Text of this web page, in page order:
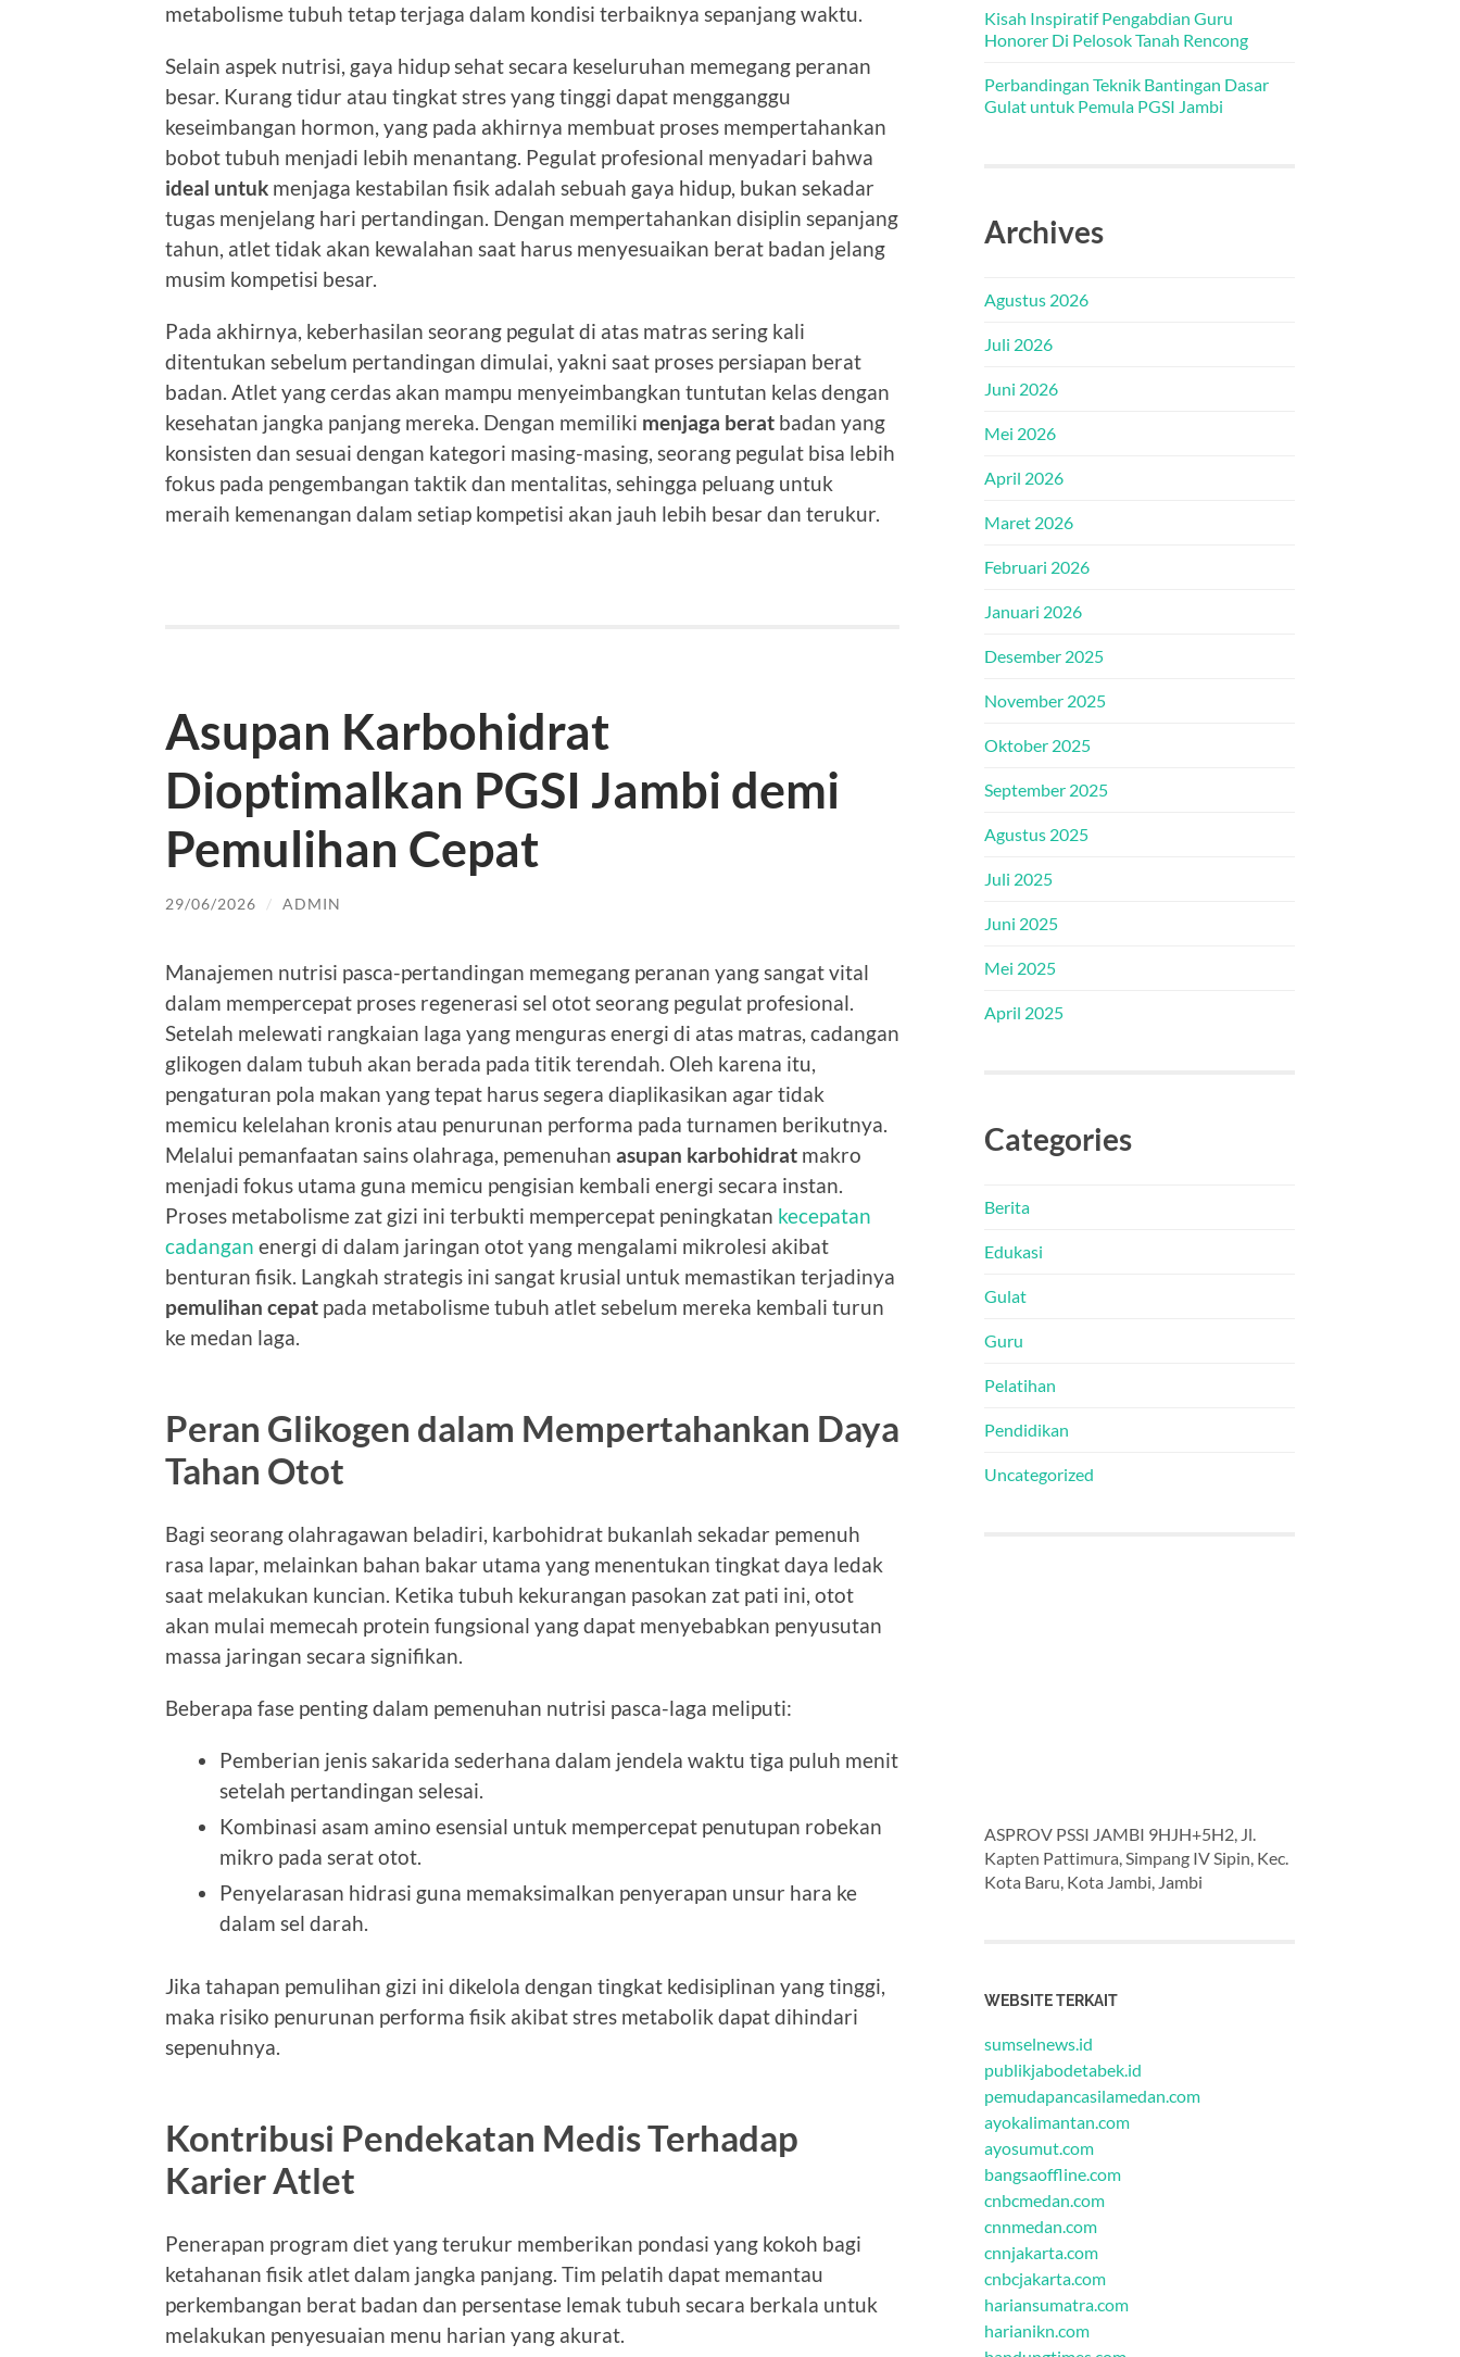
metabolisme tubuh tetap terjaga dalam kondisi terbaiknya sepanjang waktu.
Selain aspek nutrisi, gaya hidup sehat secara keseluruhan memegang peranan
besar. Kurang tidur atau tingkat stres yang tinggi dapat mengganggu
keseimbangan hormon, yang pada akhirnya membuat proses mempertahankan
bobot tubuh menjadi lebih menantang. Pegulat profesional menyadari bahwa
ideal untuk menjaga kestabilan fisik adalah sebuah gaya hidup, bukan sekadar
tugas menjelang hari pertandingan. Dengan mempertahankan disiplin sepanjang
tahun, atlet tidak akan kewalahan saat harus menyesuaikan berat badan jelang
musim kompetisi besar.
Pada akhirnya, keberhasilan seorang pegulat di atas matras sering kali
ditentukan sebelum pertandingan dimulai, yakni saat proses persiapan berat
badan. Atlet yang cerdas akan mampu menyeimbangkan tuntutan kelas dengan
kesehatan jangka panjang mereka. Dengan memiliki menjaga berat badan yang
konsisten dan sesuai dengan kategori masing-masing, seorang pegulat bisa lebih
fokus pada pengembangan taktik dan mentalitas, sehingga peluang untuk
meraih kemenangan dalam setiap kompetisi akan jauh lebih besar dan terukur.
Asupan Karbohidrat
Dioptimalkan PGSI Jambi demi
Pemulihan Cepat
29/06/2026 / ADMIN
Manajemen nutrisi pasca-pertandingan memegang peranan yang sangat vital
dalam mempercepat proses regenerasi sel otot seorang pegulat profesional.
Setelah melewati rangkaian laga yang menguras energi di atas matras, cadangan
glikogen dalam tubuh akan berada pada titik terendah. Oleh karena itu,
pengaturan pola makan yang tepat harus segera diaplikasikan agar tidak
memicu kelelahan kronis atau penurunan performa pada turnamen berikutnya.
Melalui pemanfaatan sains olahraga, pemenuhan asupan karbohidrat makro
menjadi fokus utama guna memicu pengisian kembali energi secara instan.
Proses metabolisme zat gizi ini terbukti mempercepat peningkatan kecepatan
cadangan energi di dalam jaringan otot yang mengalami mikrolesi akibat
benturan fisik. Langkah strategis ini sangat krusial untuk memastikan terjadinya
pemulihan cepat pada metabolisme tubuh atlet sebelum mereka kembali turun
ke medan laga.
Peran Glikogen dalam Mempertahankan Daya
Tahan Otot
Bagi seorang olahragawan beladiri, karbohidrat bukanlah sekadar pemenuh
rasa lapar, melainkan bahan bakar utama yang menentukan tingkat daya ledak
saat melakukan kuncian. Ketika tubuh kekurangan pasokan zat pati ini, otot
akan mulai memecah protein fungsional yang dapat menyebabkan penyusutan
massa jaringan secara signifikan.
Beberapa fase penting dalam pemenuhan nutrisi pasca-laga meliputi:
Pemberian jenis sakarida sederhana dalam jendela waktu tiga puluh menit
setelah pertandingan selesai.
Kombinasi asam amino esensial untuk mempercepat penutupan robekan
mikro pada serat otot.
Penyelarasan hidrasi guna memaksimalkan penyerapan unsur hara ke
dalam sel darah.
Jika tahapan pemulihan gizi ini dikelola dengan tingkat kedisiplinan yang tinggi,
maka risiko penurunan performa fisik akibat stres metabolik dapat dihindari
sepenuhnya.
Kontribusi Pendekatan Medis Terhadap
Karier Atlet
Penerapan program diet yang terukur memberikan pondasi yang kokoh bagi
ketahanan fisik atlet dalam jangka panjang. Tim pelatih dapat memantau
perkembangan berat badan dan persentase lemak tubuh secara berkala untuk
melakukan penyesuaian menu harian yang akurat.
Kisah Inspiratif Pengabdian Guru
Honorer Di Pelosok Tanah Rencong
Perbandingan Teknik Bantingan Dasar
Gulat untuk Pemula PGSI Jambi
Archives
Agustus 2026
Juli 2026
Juni 2026
Mei 2026
April 2026
Maret 2026
Februari 2026
Januari 2026
Desember 2025
November 2025
Oktober 2025
September 2025
Agustus 2025
Juli 2025
Juni 2025
Mei 2025
April 2025
Categories
Berita
Edukasi
Gulat
Guru
Pelatihan
Pendidikan
Uncategorized
ASPROV PSSI JAMBI 9HJH+5H2, Jl.
Kapten Pattimura, Simpang IV Sipin, Kec.
Kota Baru, Kota Jambi, Jambi
WEBSITE TERKAIT
sumselnews.id
publikjabodetabek.id
pemudapancasilamedan.com
ayokalimantan.com
ayosumut.com
bangsaoffline.com
cnbcmedan.com
cnnmedan.com
cnnjakarta.com
cnbcjakarta.com
hariansumatra.com
harianikn.com